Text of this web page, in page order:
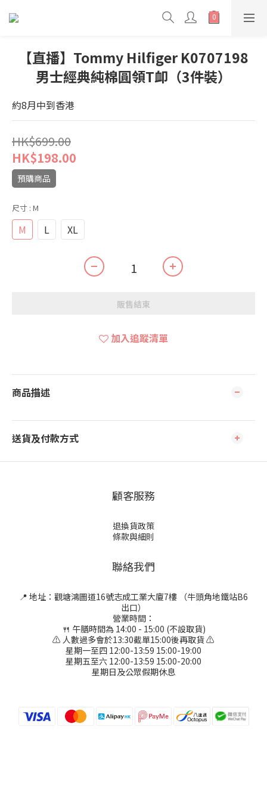
【直播】Tommy Hilfiger K0707198
男士經典純棉圓領T卹（3件裝）
約8月中到香港
HK$699.00
HK$198.00
預購商品
尺寸 : M
M L XL
販售結束
加入追蹤清單
商品描述
送貨及付款方式
顧客服務
退換貨政策
條款與細則
聯絡我們
📍 地址：觀塘鴻圖道16號志成工業大廈7樓 （牛頭角地鐵站B6
出口）
營業時間：
🍴 午膳時間為 14:00 - 15:00 (不設取貨)
⚠ 人數過多會於13:30截單15:00後再取貨 ⚠
星期一至四 12:00-13:59 15:00-19:00
星期五至六 12:00-13:59 15:00-20:00
星期日及公眾假期休息